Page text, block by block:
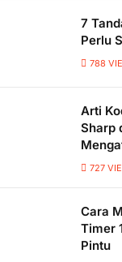
7
Perlu
788
Arti
Sharp
727
Cara
Timer
Pintu